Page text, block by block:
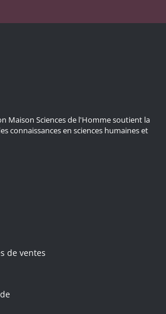
Maison Sciences de l'Homme soutient la
connaissances en sciences humaines et
de ventes